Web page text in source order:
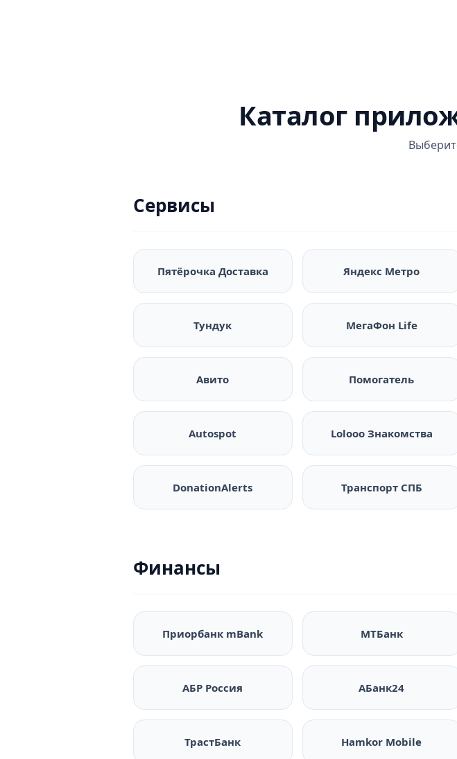
Каталог
Сервисы
Пятёрочка Доставка Яндекс Метро
Тундук МегаФон Life
Авито Помогатель
Autospot Lolooo Знакомства
DonationAlerts Транспорт СПБ
Финансы
Приорбанк mBank МТБанк
АБР Россия АБанк24
ТрастБанк Hamkor Mobile